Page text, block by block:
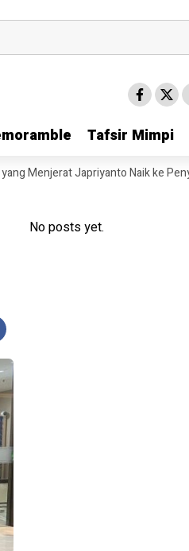
Tafsir Mimpi
Tafsir Mimpi
Japriyanto Naik ke Penyidikan
No posts yet.